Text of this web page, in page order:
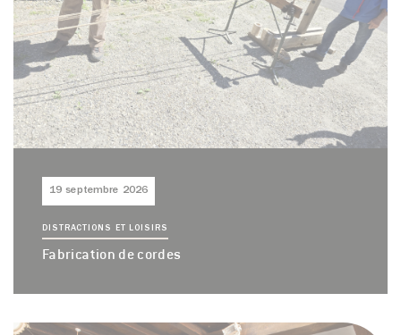
Fabrication de cordes
DISTRACTIONS ET LOISIRS
19 septembre 2026